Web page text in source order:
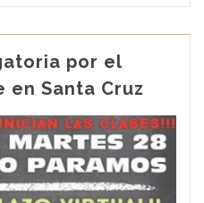
por el
Santa Cruz